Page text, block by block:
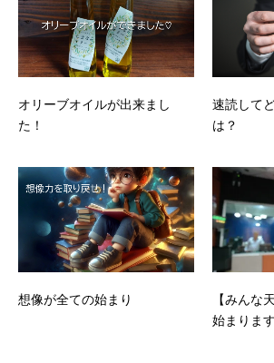
オリーブオイルが出来まし
た！
速読して
は？
想像が全ての始まり
【みんな
始まります